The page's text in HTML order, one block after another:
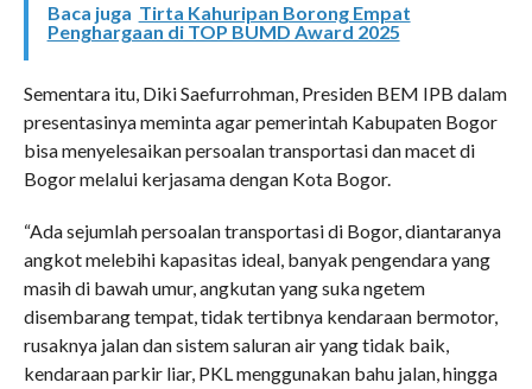
Baca juga Tirta Kahuripan Borong Empat
Penghargaan di TOP BUMD Award 2025
Sementara itu, Diki Saefurrohman, Presiden BEM IPB dalam
presentasinya meminta agar pemerintah Kabupaten Bogor
bisa menyelesaikan persoalan transportasi dan macet di
Bogor melalui kerjasama dengan Kota Bogor.
“Ada sejumlah persoalan transportasi di Bogor, diantaranya
angkot melebihi kapasitas ideal, banyak pengendara yang
masih di bawah umur, angkutan yang suka ngetem
disembarang tempat, tidak tertibnya kendaraan bermotor,
rusaknya jalan dan sistem saluran air yang tidak baik,
kendaraan parkir liar, PKL menggunakan bahu jalan, hingga